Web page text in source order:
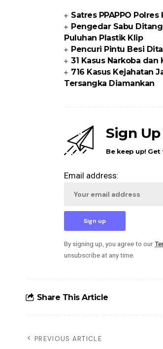
Satres PPAPPO
Pengedar Sabu
Puluhan Plastik Klip
Pencuri Pintu Besi
31 Kasus Narkoba
716 Kasus Kejahatan
Tersangka Diamankan
Sign
Be keep up!
Email address:
By signing up, you agree to our
unsubscribe at any time.
Share This Article
PREVIOUS ARTICLE